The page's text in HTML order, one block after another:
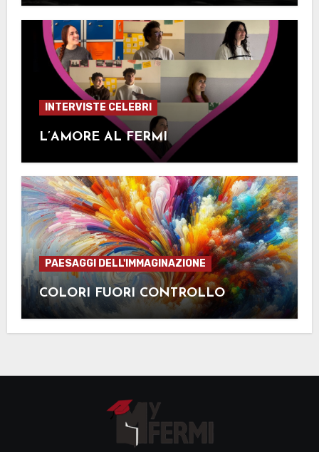
INTERVISTE CELEBRI
L’AMORE AL FERMI
PAESAGGI DELL'IMMAGINAZIONE
COLORI FUORI CONTROLLO